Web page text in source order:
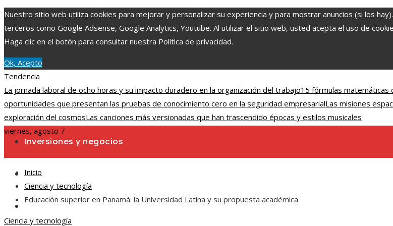
Nuestro sitio web utiliza cookies para mejorar y personalizar su experiencia y para mostrar anuncios (si los
terceros como Google Adsense, Google Analytics, Youtube. Al utilizar el sitio web, usted acepta el uso de
Haga clic en el botón para consultar nuestra Política de privacidad.
Ok, Acepto
Tendencia
La jornada laboral de ocho horas y su impacto duradero en la organización del trabajo15 fórmulas matemáticas
oportunidades que presentan las pruebas de conocimiento cero en la seguridad empresarialLas misiones
exploración del cosmosLas canciones más versionadas que han trascendido épocas y estilos musicales
viernes, agosto 7
Inversiones y negocios
Ciencia y tecnología
Cultura y ocio
Inicio
Ciencia y tecnología
Educación superior en Panamá: la Universidad Latina y su propuesta académica
Ciencia y tecnología